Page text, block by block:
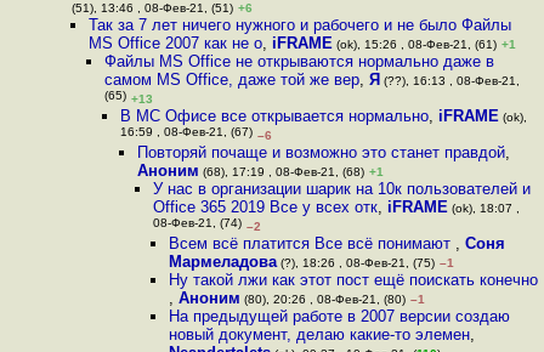
(51), 13:46 , 08-Фев-21, (51) +6
Так за 7 лет ничего нужного и рабочего и не было Файлы
MS Office 2007 как не о, iFRAME (ok), 15:26 , 08-Фев-21, (61) +1
Файлы MS Office не открываются нормально даже в
самом MS Office, даже той же вер, Я (??), 16:13 , 08-Фев-21,
(65) +13
В МС Офисе все открывается нормально, iFRAME (ok),
16:59 , 08-Фев-21, (67) –6
Повторяй почаще и возможно это станет правдой,
Аноним (68), 17:19 , 08-Фев-21, (68) +1
У нас в организации шарик на 10к пользователей и
Office 365 2019 Все у всех отк, iFRAME (ok), 18:07 ,
08-Фев-21, (74) –2
Всем всё платится Все всё понимают ,Соня
Мармеладова (?), 18:26 , 08-Фев-21, (75) –1
Ну такой лжи как этот пост ещё поискать конечно
,Аноним (80), 20:26 , 08-Фев-21, (80) –1
На предыдущей работе в 2007 версии создаю
новый документ, делаю какие-то элемен,